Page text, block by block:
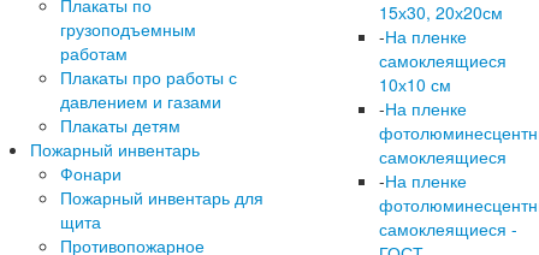
Плакаты по
грузоподъемным
работам
Плакаты про работы с
давлением и газами
Плакаты детям
Пожарный инвентарь
Фонари
Пожарный инвентарь для
щита
Противопожарное
15х30, 20х20см
-На пленке
самоклеящиеся
10х10 см
-На пленке
самоклеящиеся
-На пленке
самоклеящиеся -